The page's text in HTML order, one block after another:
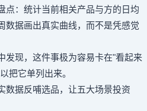
点：统计当前相关产品与方的日均
数据画出真实曲线，而不是凭感觉
发现，这件事极为容易卡在"看起来
把它单列出来。
数据反哺选品，让五大场景投资